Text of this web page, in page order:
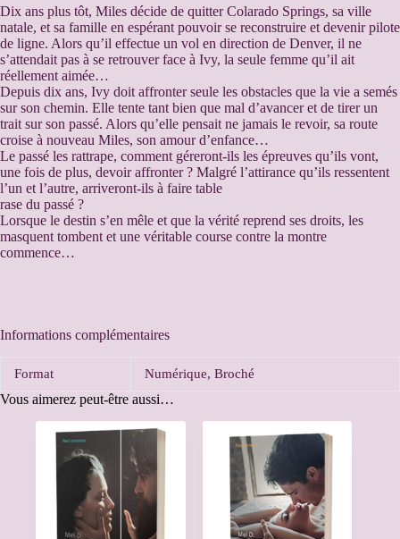
n
a
t
i
v
e
:
Dix ans plus tôt, Miles décide de quitter Colarado Springs, sa ville
natale, et sa famille en espérant pouvoir se reconstruire et devenir pilote
de ligne. Alors qu’il effectue un vol en direction de Denver, il ne
s’attendait pas à se retrouver face à Ivy, la seule femme qu’il ait
réellement aimée…
Depuis dix ans, Ivy doit affronter seule les obstacles que la vie a semés
sur son chemin. Elle tente tant bien que mal d’avancer et de tirer un
trait sur son passé. Alors qu’elle pensait ne jamais le revoir, sa route
croise à nouveau Miles, son amour d’enfance…
Le passé les rattrape, comment géreront-ils les épreuves qu’ils vont,
une fois de plus, devoir affronter ? Malgré l’attirance qu’ils ressentent
l’un et l’autre, arriveront-ils à faire table
rase du passé ?
Lorsque le destin s’en mêle et que la vérité reprend ses droits, les
masquent tombent et une véritable course contre la montre
commence…
Informations complémentaires
Format Numérique, Broché
Vous aimerez peut-être aussi…